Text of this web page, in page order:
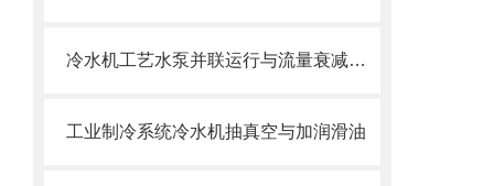
冷水机工艺水泵并联运行与流量衰减问题
工业制冷系统冷水机抽真空与加润滑油